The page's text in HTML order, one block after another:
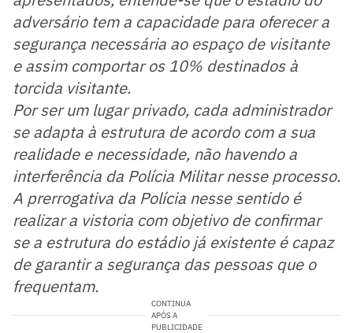
adversário tem a capacidade para oferecer a
segurança necessária ao espaço de visitante
e assim comportar os 10% destinados à
torcida visitante.
Por ser um lugar privado, cada administrador
se adapta à estrutura de acordo com a sua
realidade e necessidade, não havendo a
interferência da Polícia Militar nesse processo.
A prerrogativa da Polícia nesse sentido é
realizar a vistoria com objetivo de confirmar
se a estrutura do estádio já existente é capaz
de garantir a segurança das pessoas que o
frequentam.
CONTINUA
APÓS A
PUBLICIDADE